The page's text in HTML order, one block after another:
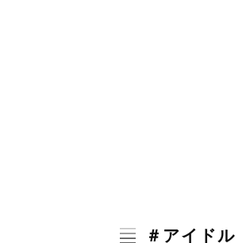
＃アイドル